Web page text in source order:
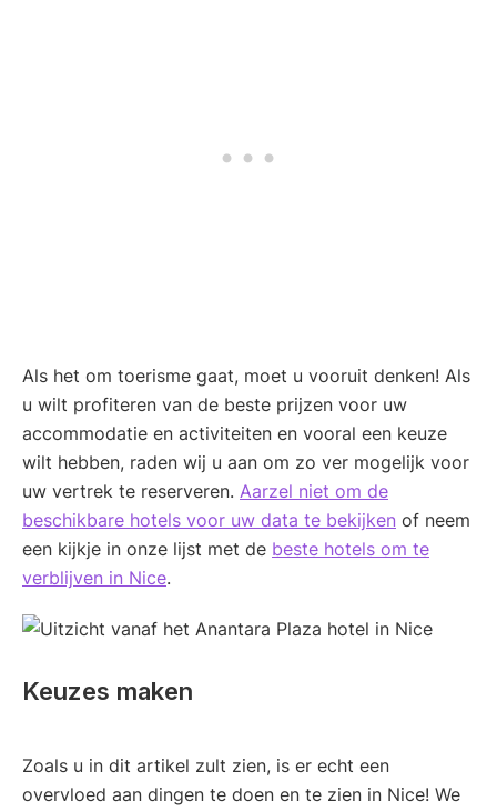
Als het om toerisme gaat, moet u vooruit denken! Als
u wilt profiteren van de beste prijzen voor uw
accommodatie en activiteiten en vooral een keuze
wilt hebben, raden wij u aan om zo ver mogelijk voor
uw vertrek te reserveren. Aarzel niet om de
beschikbare hotels voor uw data te bekijken of neem
een kijkje in onze lijst met de beste hotels om te
verblijven in Nice.
Keuzes maken
Zoals u in dit artikel zult zien, is er echt een
overvloed aan dingen te doen en te zien in Nice! We